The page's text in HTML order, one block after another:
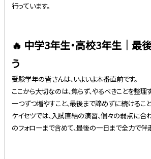
行っています。
🔥 中学3年生・高校3年生｜最
う
受験学年の皆さんは、いよいよ本番直前です。
ここから大切なのは、焦らず、やるべきことを整理
一つずつ増やすこと、最後まで諦めずに続けるこ
ケイセツでは、入試直結の演習、個々の弱点に合
のフォローまで含めて、最後の一日まで全力で伴